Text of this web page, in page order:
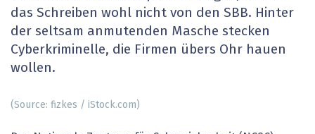
das Schreiben wohl nicht von den SBB. Hinter
der seltsam anmutenden Masche stecken
Cyberkriminelle, die Firmen übers Ohr hauen
wollen.
(Source: fizkes / iStock.com)